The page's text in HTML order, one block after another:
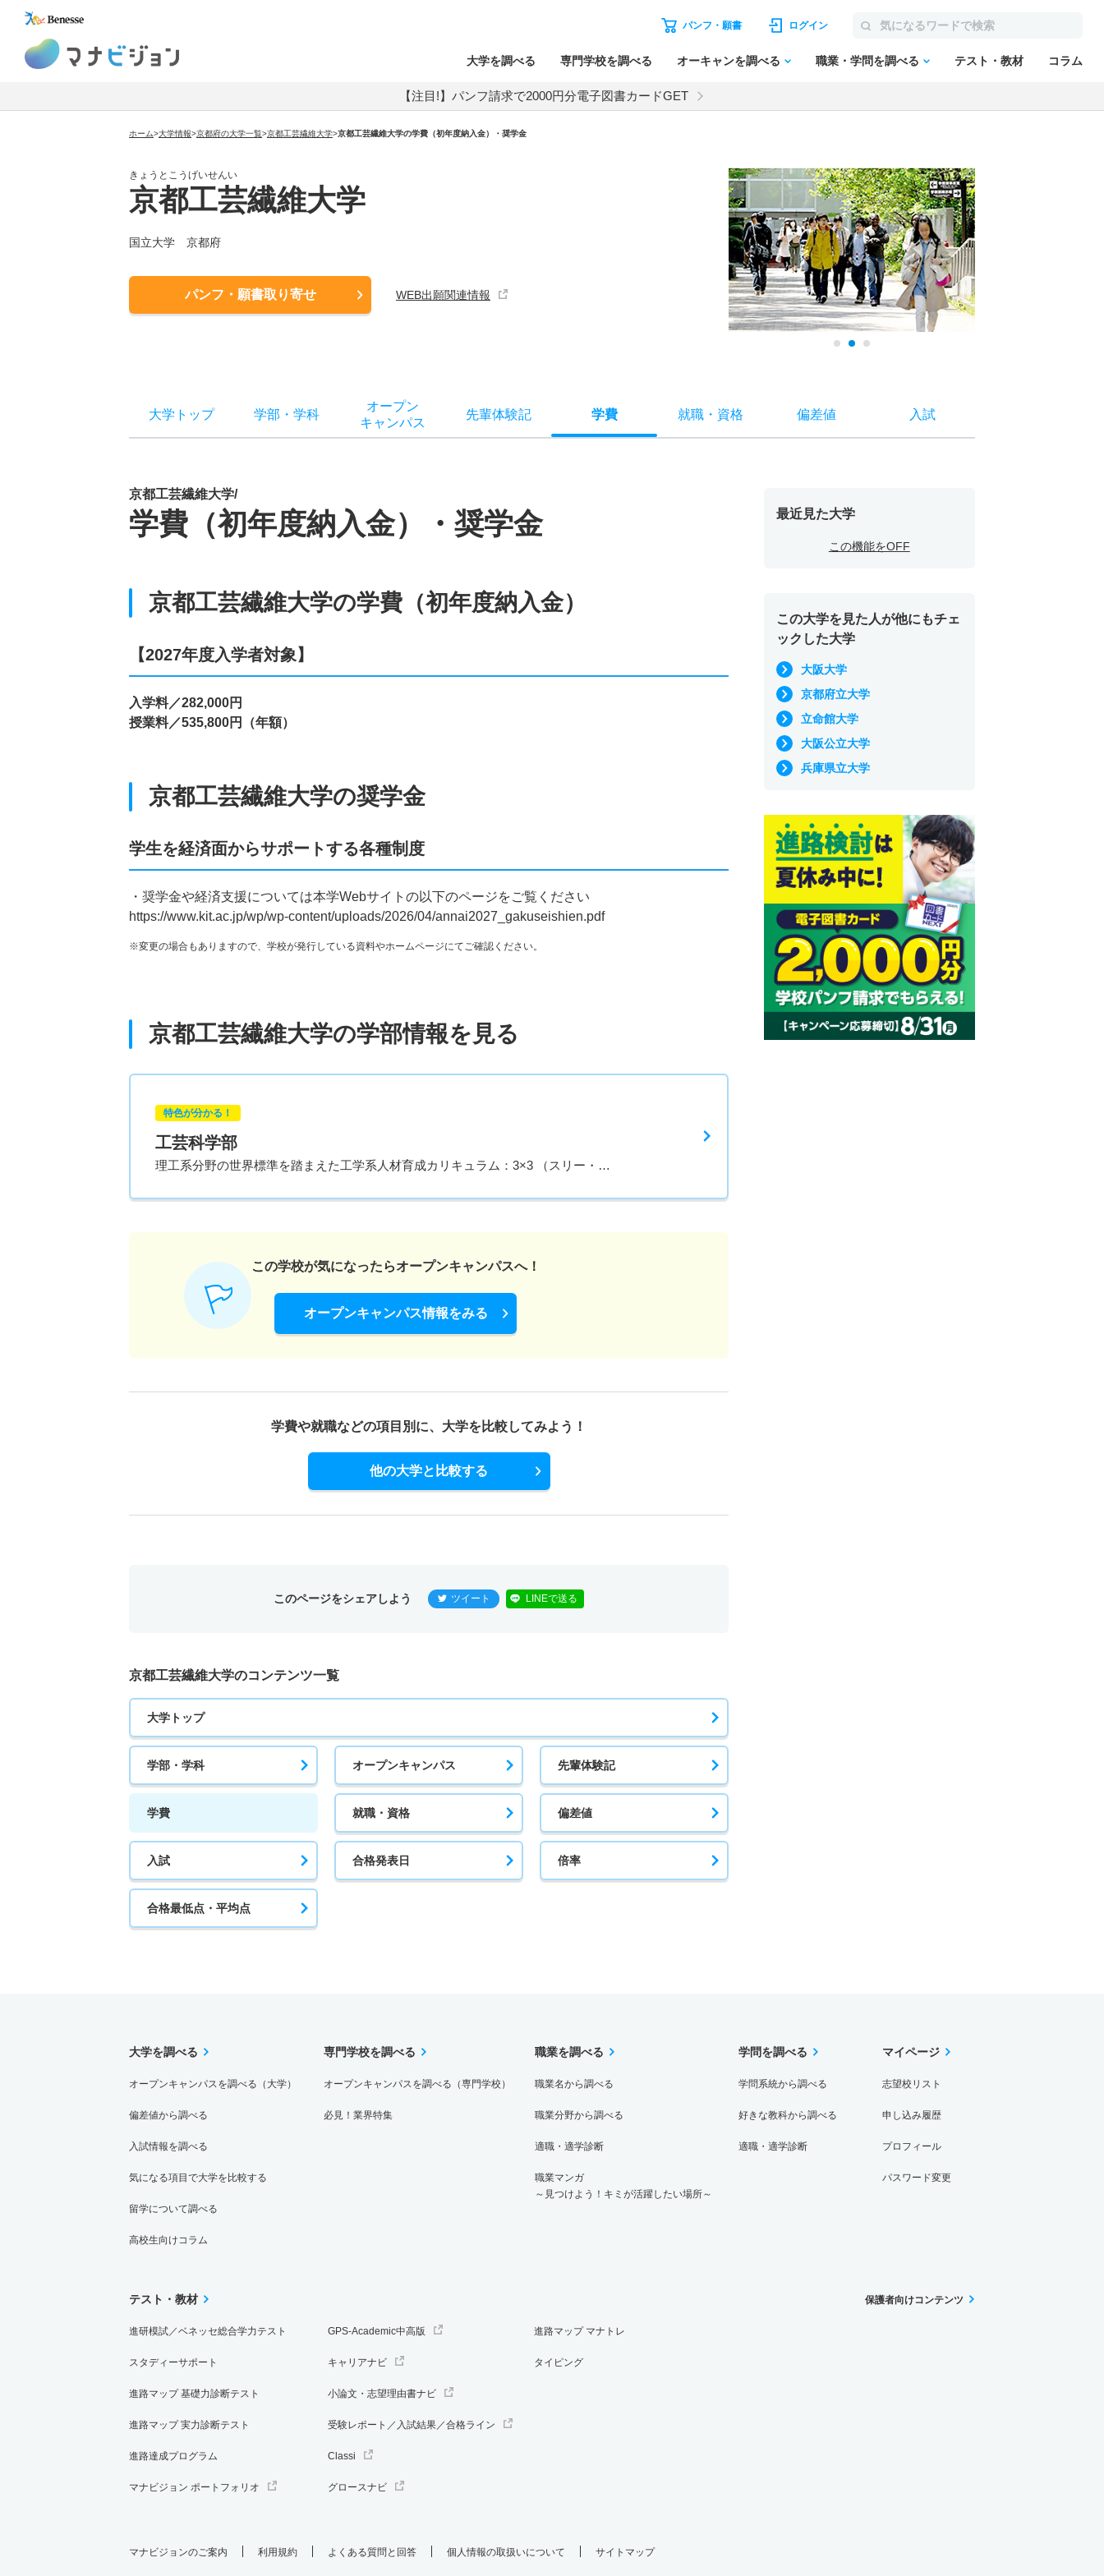
パンフ・願書 ログイン
大学を調べる 専門学校を調べる オーキャンを調べる 職業・学問を調べる テスト・教材 コラム
【注目!】パンフ請求で2000円分電子図書カードGET
ホーム>大学情報>京都府の大学一覧>京都工芸繊維大学>京都工芸繊維大学の学費（初年度納入金）・奨学金
きょうとこうげいせんい
京都工芸繊維大学
国立大学 京都府
パンフ・願書取り寄せ WEB出願関連情報
大学トップ 学部 ・ 学科
オープン
キャンパス
先輩体験記 学費 就職・ 資格 偏差値 入試
京都工芸繊維大学/
学費（初年度納入金）・奨学金
京都工芸繊維大学の学費（初年度納入金）
【2027年度入学者対象】
入学料／282,000円
授業料／535,800円（年額）
京都工芸繊維大学の奨学金
学生を経済面からサポートする各種制度
・奨学金や経済支援については本学Webサイトの以下のページをご覧ください
https://www.kit.ac.jp/wp/wp-content/uploads/2026/04/annai2027_gakuseishien.pdf
※変更の場合もありますので、学校が発行している資料やホームページにてご確認ください。
京都工芸繊維大学の学部情報を見る
特色が分かる！
工芸科学部
理工系分野の世界標準を踏まえた工学系人材育成カリキュラム：3×3 （スリー・…
この学校が気になったらオープンキャンパスへ！
オープンキャンパス情報をみる
学費や就職などの項目別に、 大学を比較してみよう！
他の大学と比較する
このページをシェアしよう ツイート LINEで送る
京都工芸繊維大学のコンテンツ一覧
大学トップ
学部・学科 オープンキャンパス 先輩体験記
学費 就職・資格 偏差値
入試 合格発表日 倍率
合格最低点・平均点
最近見た大学
この機能をOFF
この大学を見た人が他にもチェ
ックした大学
大阪大学
京都府立大学
立命館大学
大阪公立大学
兵庫県立大学
大学を調べる
オープンキャンパスを調べる（大学）
偏差値から調べる
入試情報を調べる
気になる項目で大学を比較する
留学について調べる
高校生向けコラム
専門学校を調べる
オープンキャンパスを調べる（専門学校）
必見！業界特集
職業を調べる
職業名から調べる
職業分野から調べる
適職・適学診断
職業マンガ
～見つけよう！キミが活躍したい場所～
学問を調べる
学問系統から調べる
好きな教科から調べる
適職・適学診断
マイページ
志望校リスト
申し込み履歴
プロフィール
パスワード変更
テスト・教材
進研模試／ベネッセ総合学力テスト
スタディーサポート
進路マップ 基礎力診断テスト
進路マップ 実力診断テスト
進路達成プログラム
マナビジョン ポートフォリオ
GPS-Academic中高版
キャリアナビ
小論文・志望理由書ナビ
受験レポート／入試結果／合格ライン
Classi
グロースナビ
進路マップ マナトレ
タイピング
保護者向けコンテンツ
マナビジョンのご案内 利用規約 よくある質問と回答 個人情報の取扱いについて サイトマップ